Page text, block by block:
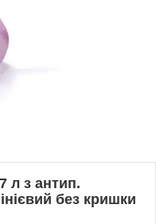
л з антип.
без кришки